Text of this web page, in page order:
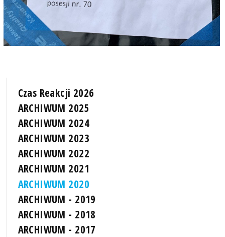
Czas Reakcji 2026
ARCHIWUM 2025
ARCHIWUM 2024
ARCHIWUM 2023
ARCHIWUM 2022
ARCHIWUM 2021
ARCHIWUM 2020
ARCHIWUM - 2019
ARCHIWUM - 2018
ARCHIWUM - 2017